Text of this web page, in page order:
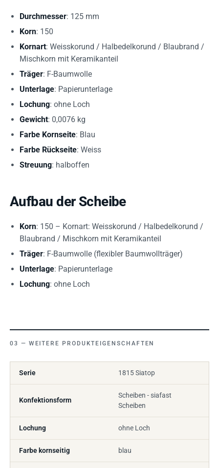
Durchmesser: 125 mm
Korn: 150
Kornart: Weisskorund / Halbedelkorund / Blaubrand /
Mischkorn mit Keramikanteil
Träger: F-Baumwolle
Unterlage: Papierunterlage
Lochung: ohne Loch
Gewicht: 0,0076 kg
Farbe Kornseite: Blau
Farbe Rückseite: Weiss
Streuung: halboffen
Aufbau der Scheibe
Korn: 150 – Kornart: Weisskorund / Halbedelkorund /
Blaubrand / Mischkorn mit Keramikanteil
Träger: F-Baumwolle (flexibler Baumwollträger)
Unterlage: Papierunterlage
Lochung: ohne Loch
WEITERE PRODUKTEIGENSCHAFTEN
Serie 1815 Siatop
Konfektionsform
Scheiben - siafast
Scheiben
Lochung ohne Loch
Farbe kornseitig blau